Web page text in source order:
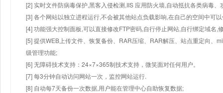
[2] 实时文件防病毒保护,黑客入侵检测,IIS 应用防火墙,自动抵抗各类病毒、
[3] 各个网站以独立进程运行,不会被其他站点负载影响,在自己的空间中可
[4] 功能强大控制面板,可以直接修改FTP密码,自行停止网站,自行绑定域名,
[5] 提供WEB上传文件、恢复备份、RAR压缩、RAR解压、站点重定向、
级管理功能;
[6] 无障碍技术支持：24×7×365制技术支持，微笑面对任何用户。
[7] 每3分钟自动访问网站一次，监控网站运行.
[8] 自动每7天备份一次数据,用户能在管理中心自助恢复数据;